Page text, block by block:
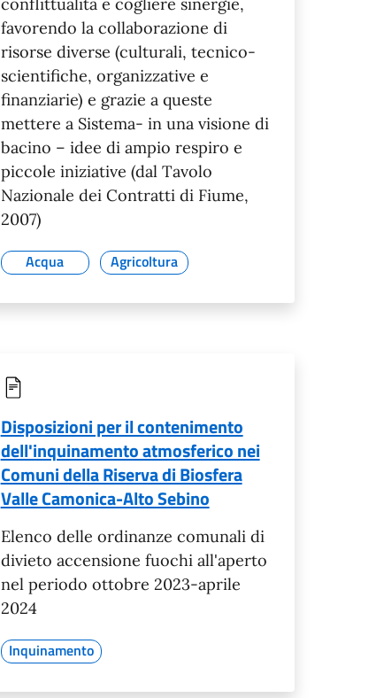
favorendo la collaborazione di
risorse diverse (culturali, tecnico-
scientifiche, organizzative e
finanziarie) e grazie a queste
mettere a Sistema- in una visione di
bacino – idee di ampio respiro e
piccole iniziative (dal Tavolo
Nazionale dei Contratti di Fiume,
2007)
Acqua Agricoltura
Disposizioni per il contenimento
dell'inquinamento atmosferico nei
Comuni della Riserva di Biosfera
Valle Camonica-Alto Sebino
Elenco delle ordinanze comunali di
divieto accensione fuochi all'aperto
nel periodo ottobre 2023-aprile
2024
Inquinamento